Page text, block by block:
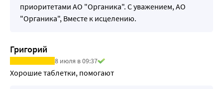
приоритетами АО "Органика". С уважением, АО
"Органика", Вместе к исцелению.
Григорий
8 июля в 09:37
Хорошие таблетки, помогают